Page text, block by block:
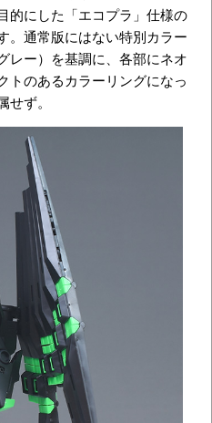
的にした「エコプラ」仕様の
。通常版にはない特別カラー
レー）を基調に、各部にネオ
トのあるカラーリングになっ
ず。